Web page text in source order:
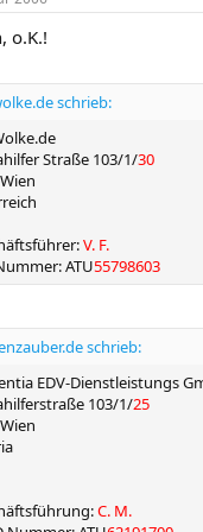
o.K.!
schrieb:
Straße 103/1/30
V. F.
ATU55798603
schrieb:
EDV-Dienstleistungs
103/1/25
C. M.